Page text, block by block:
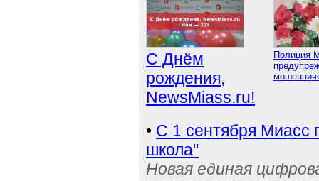
С Днём
рождения,
NewsMiass.ru!
Полиция
• С 1 сентября Миасс
школа"
Новая единая